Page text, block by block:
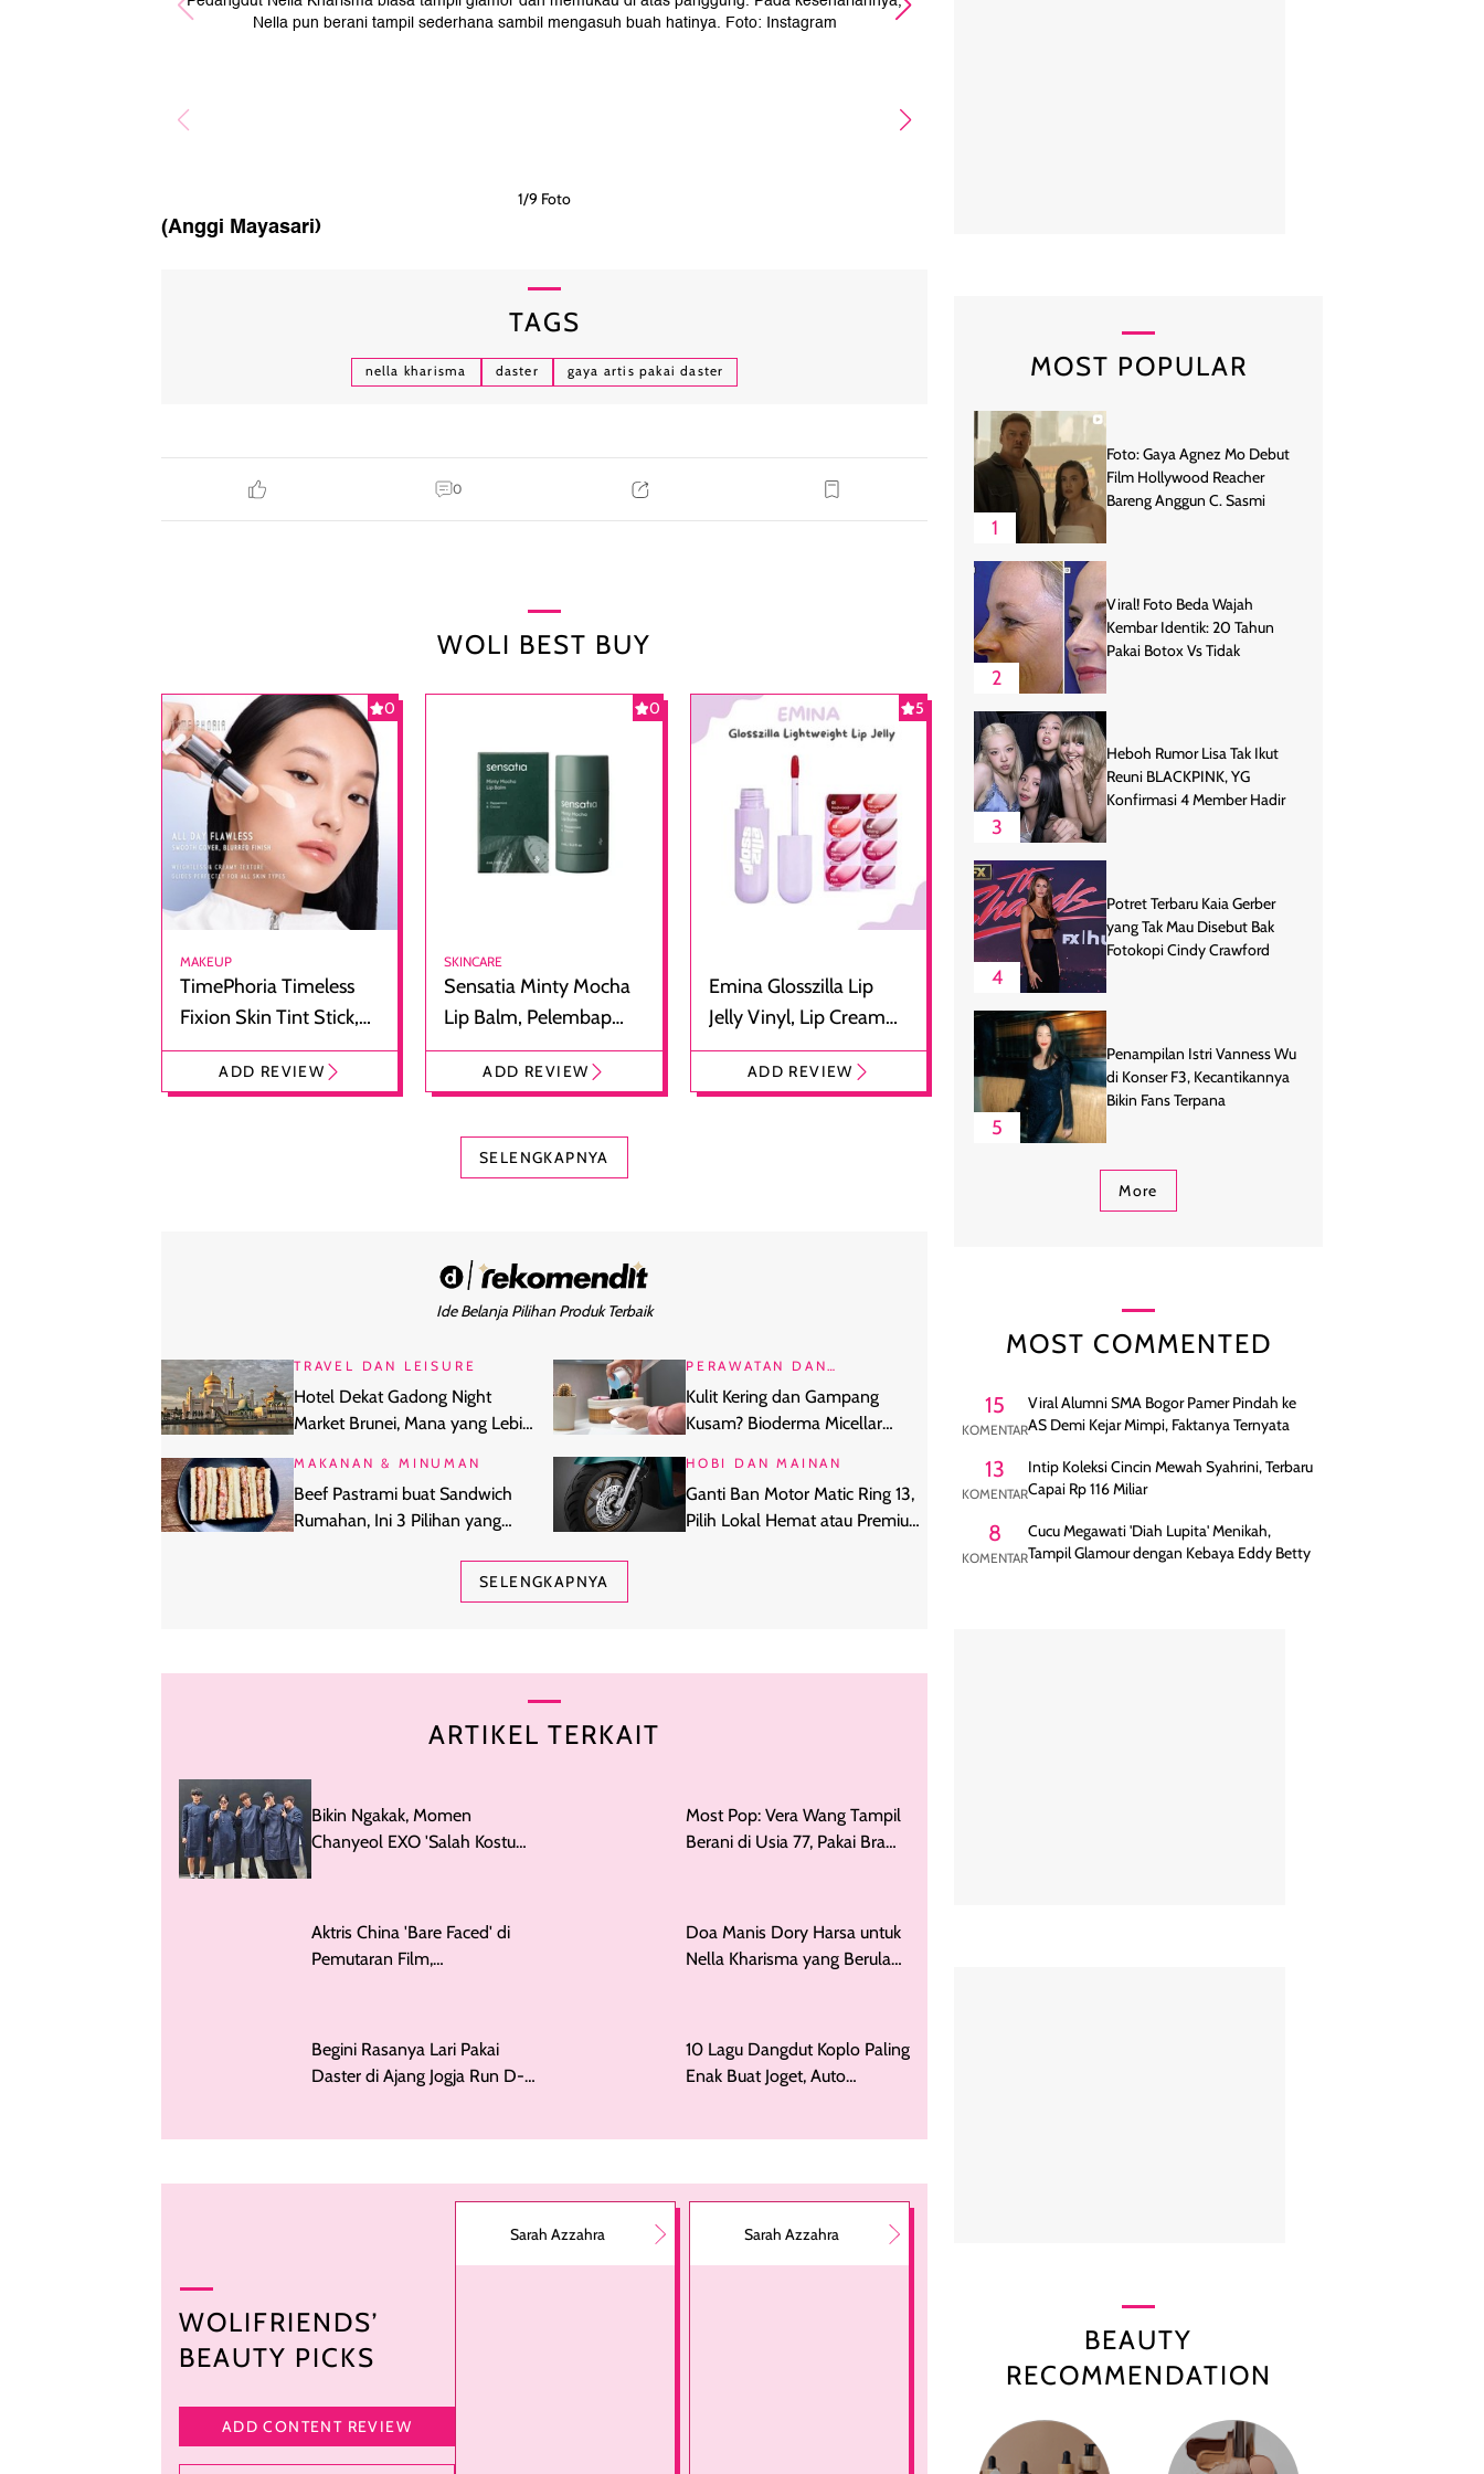
Nella pun berani tampil sederhana sambil mengasuh buah hatinya. Foto: Instagram
1/9 Foto
(Anggi Mayasari)
TAGS
nella kharisma daster gaya artis pakai daster
0
WOLI BEST BUY
0
MAKEUP
TimePhoria Timeless
Fixion Skin Tint Stick,
Foundation dan
Concealer 2-in-1
ADD REVIEW
0
SKINCARE
Sensatia Minty Mocha
Lip Balm, Pelembap
Bibir dengan Aroma
CokelatADD REVIEW
5
Emina Glosszilla Lip
Jelly Vinyl, Lip Cream
Glossy Ringan dengan
Efek Bibir Plumpy
ADD REVIEW
SELENGKAPNYA
Ide Belanja Pilihan Produk Terbaik
TRAVEL DAN LEISURE
Hotel Dekat Gadong Night
Market Brunei, Mana yang Lebih
PERAWATAN DAN
Kulit Kering dan Gampang
Kusam? Bioderma Micellar
MAKANAN & MINUMAN
Beef Pastrami buat Sandwich
Rumahan, Ini 3 Pilihan yang
HOBI DAN MAINAN
Ganti Ban Motor Matic Ring 13,
Pilih Lokal Hemat atau Premium
SELENGKAPNYA
ARTIKEL TERKAIT
Bikin Ngakak, Momen
Chanyeol EXO 'Salah Kostum'
Most Pop: Vera Wang Tampil
Berani di Usia 77, Pakai Bra
Aktris China 'Bare Faced' di
Langka
Doa Manis Dory Harsa untuk
Nella Kharisma yang Berulang
Daster di Ajang Jogja Run D-
MOST POPULAR
1
Foto: Gaya Agnez Mo Debut
Film Hollywood Reacher
Bareng Anggun C. Sasmi
2
Viral! Foto Beda Wajah
Kembar Identik: 20 Tahun
Pakai Botox Vs Tidak
3
Heboh Rumor Lisa Tak Ikut
Reuni BLACKPINK, YG
Konfirmasi 4 Member Hadir
4
Potret Terbaru Kaia Gerber
yang Tak Mau Disebut Bak
Fotokopi Cindy Crawford
5
Penampilan Istri Vanness Wu
di Konser F3, Kecantikannya
Bikin Fans Terpana
More
MOST COMMENTED
15
KOMENTAR
Viral Alumni SMA Bogor Pamer Pindah ke
AS Demi Kejar Mimpi, Faktanya Ternyata
13
KOMENTAR
Intip Koleksi Cincin Mewah Syahrini, Terbaru
Capai Rp 116 Miliar
8
KOMENTAR
Cucu Megawati 'Diah Lupita' Menikah,
Tampil Glamour dengan Kebaya Eddy Betty
BEAUTY
RECOMMENDATION